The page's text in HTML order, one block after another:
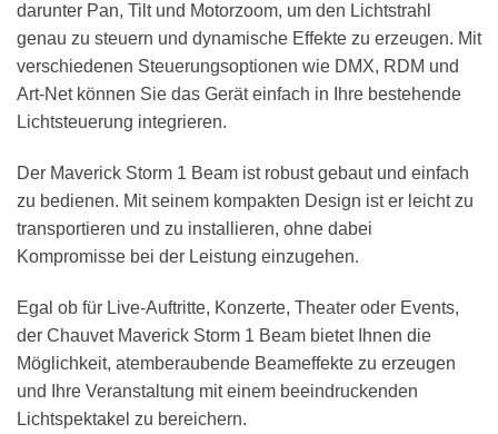
darunter Pan, Tilt und Motorzoom, um den Lichtstrahl
genau zu steuern und dynamische Effekte zu erzeugen. Mit
verschiedenen Steuerungsoptionen wie DMX, RDM und
Art-Net können Sie das Gerät einfach in Ihre bestehende
Lichtsteuerung integrieren.
Der Maverick Storm 1 Beam ist robust gebaut und einfach
zu bedienen. Mit seinem kompakten Design ist er leicht zu
transportieren und zu installieren, ohne dabei
Kompromisse bei der Leistung einzugehen.
Egal ob für Live-Auftritte, Konzerte, Theater oder Events,
der Chauvet Maverick Storm 1 Beam bietet Ihnen die
Möglichkeit, atemberaubende Beameffekte zu erzeugen
und Ihre Veranstaltung mit einem beeindruckenden
Lichtspektakel zu bereichern.